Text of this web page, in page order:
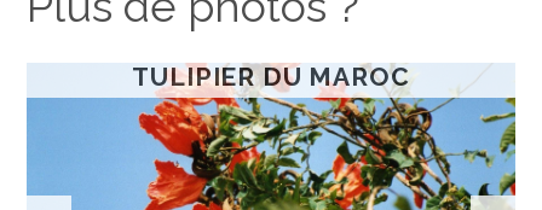
TULIPIER DU MAROC